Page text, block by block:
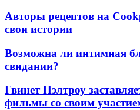
Авторы рецептов на
свои истории
Возможна ли интимная
свидании?
Гвинет Пэлтроу
фильмы со своим